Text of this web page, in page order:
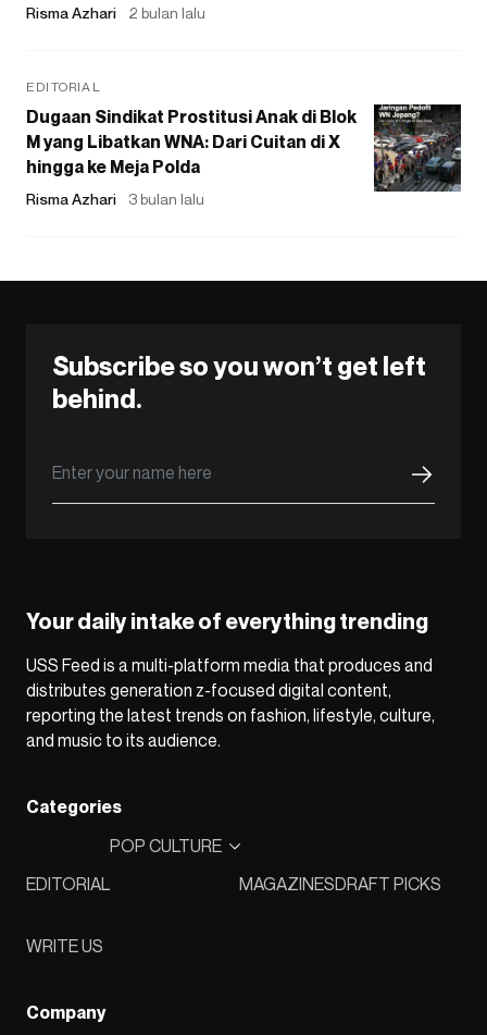
Risma Azhari 2 bulan lalu
EDITORIAL
Dugaan Sindikat Prostitusi Anak di Blok
M yang Libatkan WNA: Dari Cuitan di X
hingga ke Meja Polda
Risma Azhari 3 bulan lalu
Subscribe so you won’t get left
behind.
Your daily intake of everything trending
USS Feed is a multi-platform media that produces and
distributes generation z-focused digital content,
reporting the latest trends on fashion, lifestyle, culture,
and music to its audience.
Categories
EDITORIAL
POP CULTURE
MAGAZINESDRAFT PICKS
WRITE US
Company